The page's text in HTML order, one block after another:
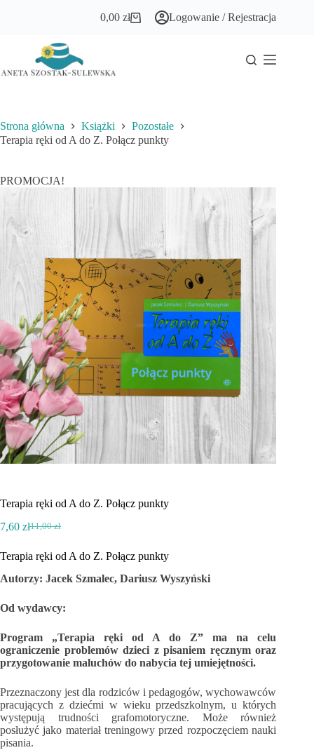
Koszyk
0,00zł Logowanie / Rejestracja
Strona główna Książki
Pozostałe
Terapia ręki od A do Z. Połącz punkty
PROMOCJA!
Terapia ręki od A do Z. Połącz punkty
11,00zł
Pierwotna
wynosiła:
7,60 złAktualna
wynosi:
Terapia ręki od A do Z. Połącz punkty
Autorzy: Jacek Szmalec, Dariusz Wyszyński
Od wydawcy:
Program „Terapia ręki od A do Z” ma na celu
ograniczenie problemów dzieci z pisaniem ręcznym oraz
przygotowanie maluchów do nabycia tej umiejętności.
Przeznaczony jest dla rodziców i pedagogów, wychowawców
pracujących z dziećmi w wieku przedszkolnym, u których
występują trudności grafomotoryczne. Może również
posłużyć jako materiał treningowy przed rozpoczęciem nauki
pisania.